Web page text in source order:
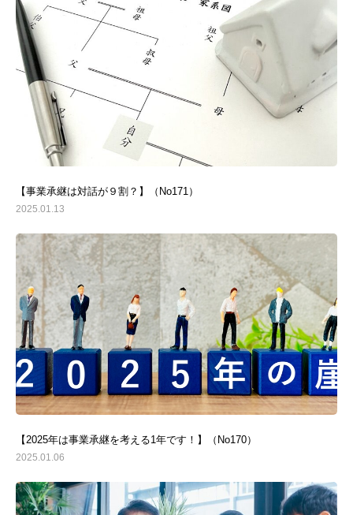
【事業承継は対話が９割？】（No171）
2025.01.13
【2025年は事業承継を考える1年です！】（No170）
2025.01.06